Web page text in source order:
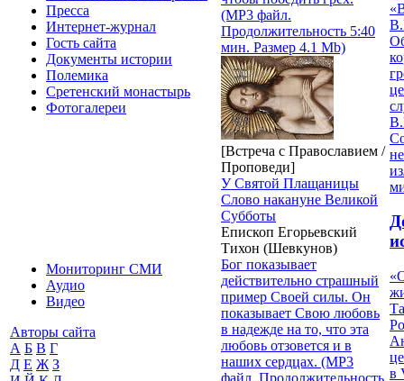
Пресса
Интернет-журнал
Гость сайта
Документы истории
Полемика
Сретенский монастырь
Фотогалереи
Мониторинг СМИ
Аудио
Видео
Авторы сайта
А Б В Г
Д Е Ж З
(MP3 файл.
Продолжительность 5:40
мин. Размер 4.1 Mb)
[Встреча с Православием /
Проповеди]
У Святой Плащаницы
Слово накануне Великой
Субботы
Епископ Егорьевский
Тихон (Шевкунов)
Бог показывает
действительно страшный
пример Своей силы. Он
показывает Свою любовь
в надежде на то, что эта
любовь отзовется и в
наших сердцах. (MP3
файл. Продолжительность в